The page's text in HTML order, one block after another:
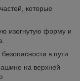
которые
изогнутую форму и
в пути
на верхней